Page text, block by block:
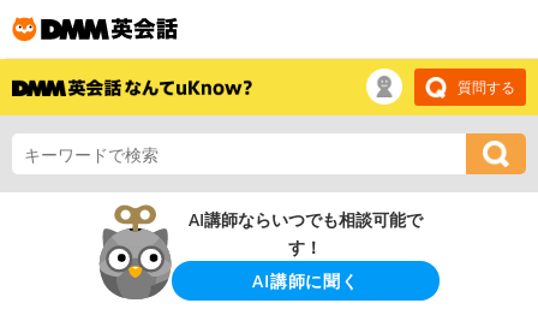
質問する
AI講師ならいつでも相談可能で
す！
AI講師に聞く